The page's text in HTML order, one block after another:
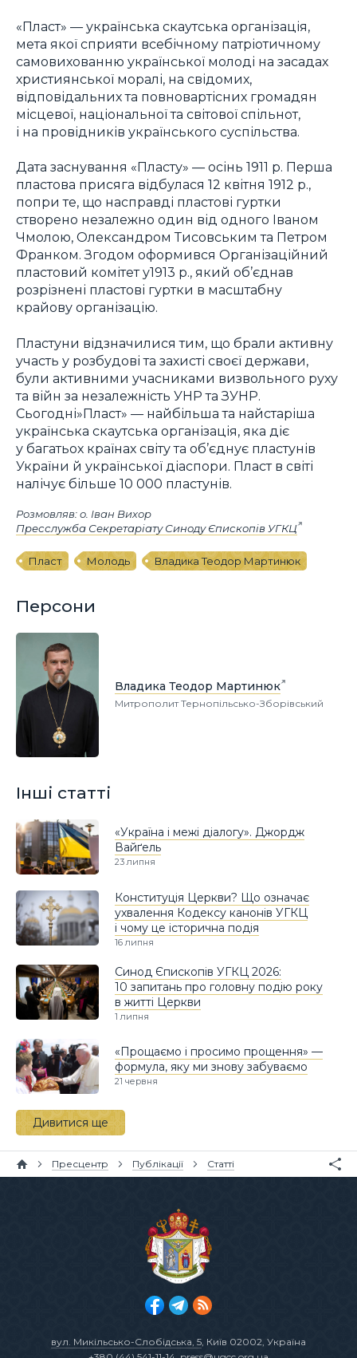
«Пласт» — українська скаутська організація,
мета якої сприяти всебічному патріотичному
самовихованню української молоді на засадах
християнської моралі, на свідомих,
відповідальних та повновартісних громадян
місцевої, національної та світової спільнот,
і на провідників українського суспільства.
Дата заснування «Пласту» — осінь 1911 р. Перша
пластова присяга відбулася 12 квітня 1912 р.,
попри те, що насправді пластові гуртки
створено незалежно один від одного Іваном
Чмолою, Олександром Тисовським та Петром
Франком. Згодом оформився Організаційний
пластовий комітет у1913 р., який об’єднав
розрізнені пластові гуртки в масштабну
крайову організацію.
Пластуни відзначилися тим, що брали активну
участь у розбудові та захисті своєї держави,
були активними учасниками визвольного руху
та війн за незалежність УНР та ЗУНР.
Сьогодні»Пласт» — найбільша та найстаріша
українська скаутська організація, яка діє
у багатьох країнах світу та об’єднує пластунів
України й української діаспори. Пласт в світі
налічує більше 10 000 пластунів.
Розмовляв: о. Іван Вихор
Пресслужба Секретаріату Синоду Єпископів УГКЦ
Пласт Молодь Владика Теодор Мартинюк
Персони
Владика Теодор Мартинюк
Митрополит Тернопільсько-Зборівський
Інші статті
«Україна і межі діалогу». Джордж
Вайґель
23 липня
Конституція Церкви? Що означає
ухвалення Кодексу канонів УГКЦ
і чому це історична подія
16 липня
Синод Єпископів УГКЦ 2026:
10 запитань про головну подію року
в житті Церкви
1 липня
«Прощаємо і просимо прощення» —
формула, яку ми знову забуваємо
21 червня
Дивитися ще
Пресцентр Публікації Статті
вул. Микільсько-Слобідська, 5, Київ 02002, Україна